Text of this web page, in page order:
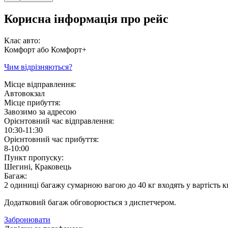
Корисна інформація про рейс
Клас авто:
Комфорт або Комфорт+
Чим відрізняються?
Місце відправлення:
Автовокзал
Місце прибуття:
Завозимо за адресою
Орієнтовний час відправлення:
10:30-11:30
Орієнтовний час прибуття:
8-10:00
Пункт пропуску:
Шегині, Краковець
Багаж:
2 одиниці багажу сумарною вагою до 40 кг входять у вартість
Додатковий багаж обговорюється з диспетчером.
Забронювати